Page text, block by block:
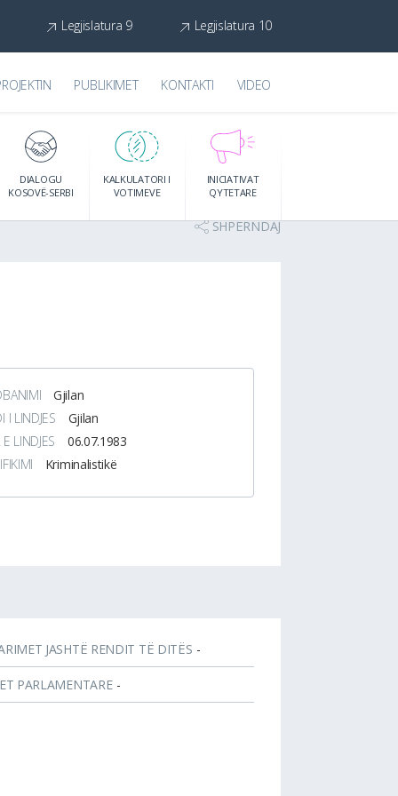
Legjislatura 9 Legjislatura 10
PUBLIKIMET KONTAKTI VIDEO
DIALOGU
KOSOVË-SERBI
KALKULATORI I
VOTIMEVE
INICIATIVAT
QYTETARE
SHPËRNDAJ
Gjilan
I LINDJES
Gjilan
LINDJES
06.07.1983
Kriminalistikë
JASHTË RENDIT TË DITËS -
PARLAMENTARE -